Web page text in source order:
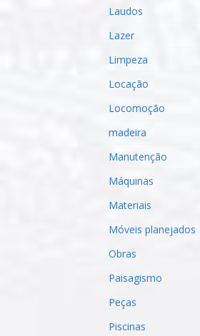
Laudos
Lazer
Limpeza
Locação
Locomoção
madeira
Manutenção
Máquinas
Materiais
Móveis planejados
Obras
Paisagismo
Peças
Piscinas